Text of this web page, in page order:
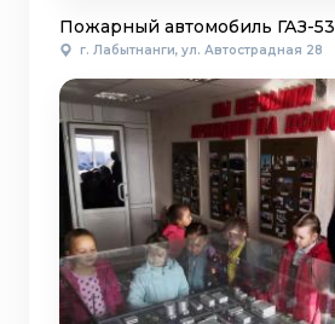
Пожарный автомобиль ГАЗ-53
г. Лабытнанги, ул. Автострадная 28